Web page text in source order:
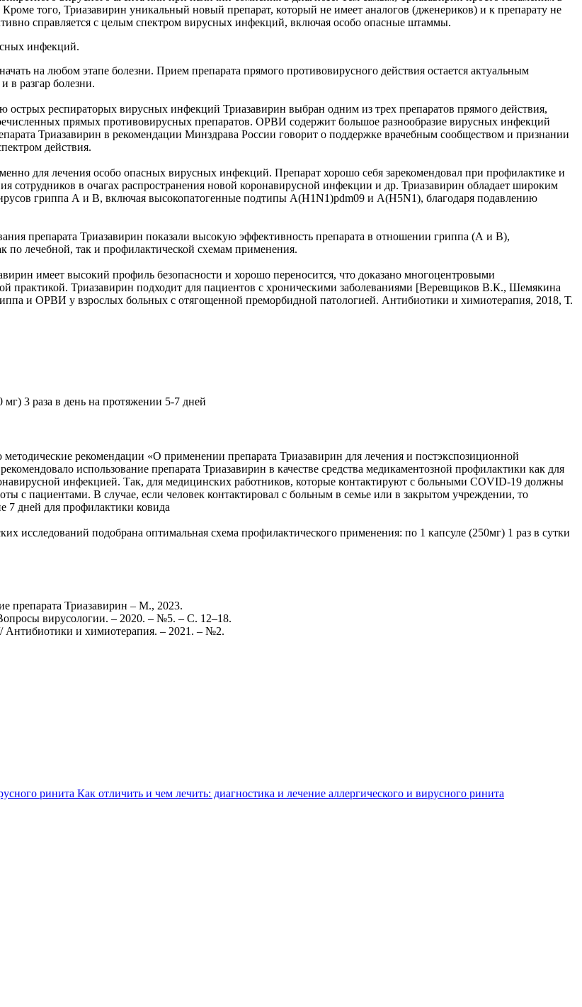
того, Триазавирин уникальный новый препарат, который не имеет аналогов (дженериков) и к препарату не
справляется с целым спектром вирусных инфекций, включая особо опасные штаммы.
инфекций.
на любом этапе болезни. Прием препарата прямого противовирусного действия остается актуальным
в разгар болезни.
респираторых вирусных инфекций Триазавирин выбран одним из трех препаратов прямого действия,
прямых противовирусных препаратов. ОРВИ содержит большое разнообразие вирусных инфекций
Триазавирин в рекомендации Минздрава России говорит о поддержке врачебным сообществом и признании
действия.
для лечения особо опасных вирусных инфекций. Препарат хорошо себя зарекомендовал при профилактике и
сотрудников в очагах распространения новой коронавирусной инфекции и др. Триазавирин обладает широким
гриппа А и В, включая высокопатогенные подтипы A(H1N1)pdm09 и A(H5N1), благодаря подавлению
препарата Триазавирин показали высокую эффективность препарата в отношении гриппа (А и В),
лечебной, так и профилактической схемам применения.
имеет высокий профиль безопасности и хорошо переносится, что доказано многоцентровыми
практикой. Триазавирин подходит для пациентов с хроническими заболеваниями [Веревщиков В.К., Шемякина
и ОРВИ у взрослых больных с отягощенной преморбидной патологией. Антибиотики и химиотерапия, 2018, Т.
3 раза в день на протяжении 5-7 дней
рекомендации «О применении препарата Триазавирин для лечения и постэкспозиционной
использование препарата Триазавирин в качестве средства медикаментозной профилактики как для
инфекцией. Так, для медицинских работников, которые контактируют с больными COVID-19 должны
с пациентами. В случае, если человек контактировал с больным в семье или в закрытом учреждении, то
7 дней для профилактики ковида
исследований подобрана оптимальная схема профилактического применения: по 1 капсуле (250мг) 1 раз в сутки
препарата Триазавирин – М., 2023.
вирусологии. – 2020. – №5. – С. 12–18.
Антибиотики и химиотерапия. – 2021. – №2.
Как отличить и чем лечить: диагностика и лечение аллергического и вирусного ринита